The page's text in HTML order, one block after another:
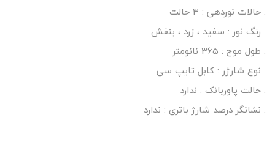
. حالات نوردهی : 3 حالت
. رنگ نور : سفید ، زرد ، بنفش
. طول موج : 365 نانومتر
. نوع شارژر : کابل تایپ سی
. حالت پاوربانک : ندارد
. نشانگر درصد شارژ باتری : ندارد